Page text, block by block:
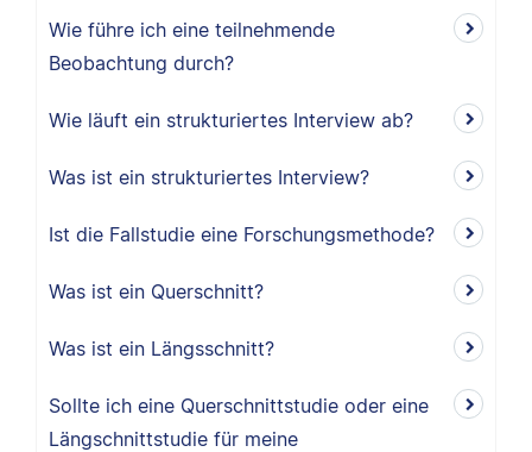
Wie führe ich eine teilnehmende
Beobachtung durch?
Wie läuft ein strukturiertes Interview ab?
Was ist ein strukturiertes Interview?
Ist die Fallstudie eine Forschungsmethode?
Was ist ein Querschnitt?
Was ist ein Längsschnitt?
Sollte ich eine Querschnittstudie oder eine
Längschnittstudie für meine